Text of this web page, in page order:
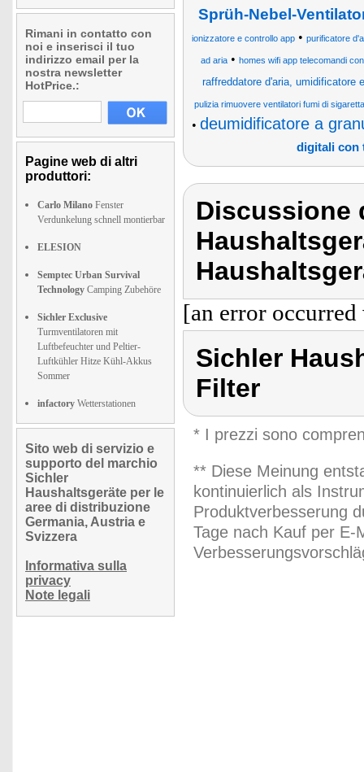
Rimani in contatto con
noi e inserisci il tuo
indirizzo email per la
nostra newsletter
HotPrice.:
Pagine web di altri
produttori:
Carlo Milano Fenster
Verdunkelung schnell montierbar
ELESION
Semptec Urban Survival
Technology Camping Zubehöre
Sichler Exclusive
Turmventilatoren mit
Luftbefeuchter und Peltier-
Luftkühler Hitze Kühl-Akkus
Sommer
infactory Wetterstationen
Sito web di servizio e
supporto del marchio
Sichler
Haushaltsgeräte per le
aree di distribuzione
Germania, Austria e
Svizzera
Informativa sulla
privacy
Note legali
Sprüh-Nebel-
ionizzatore e controllo app • purificatore
ad aria• homes wifi app telecomandi
raffreddatore d'aria, umidificatore
pulizia rimuovere ventilatori fumi di
• deumidificatore a
digitali con
Discussione
[an error
Sichler
Filter
* I prezzi sono
** Diese Meinung
kontinuierlich als
Produktverbesserung
Tage nach Kauf per E-